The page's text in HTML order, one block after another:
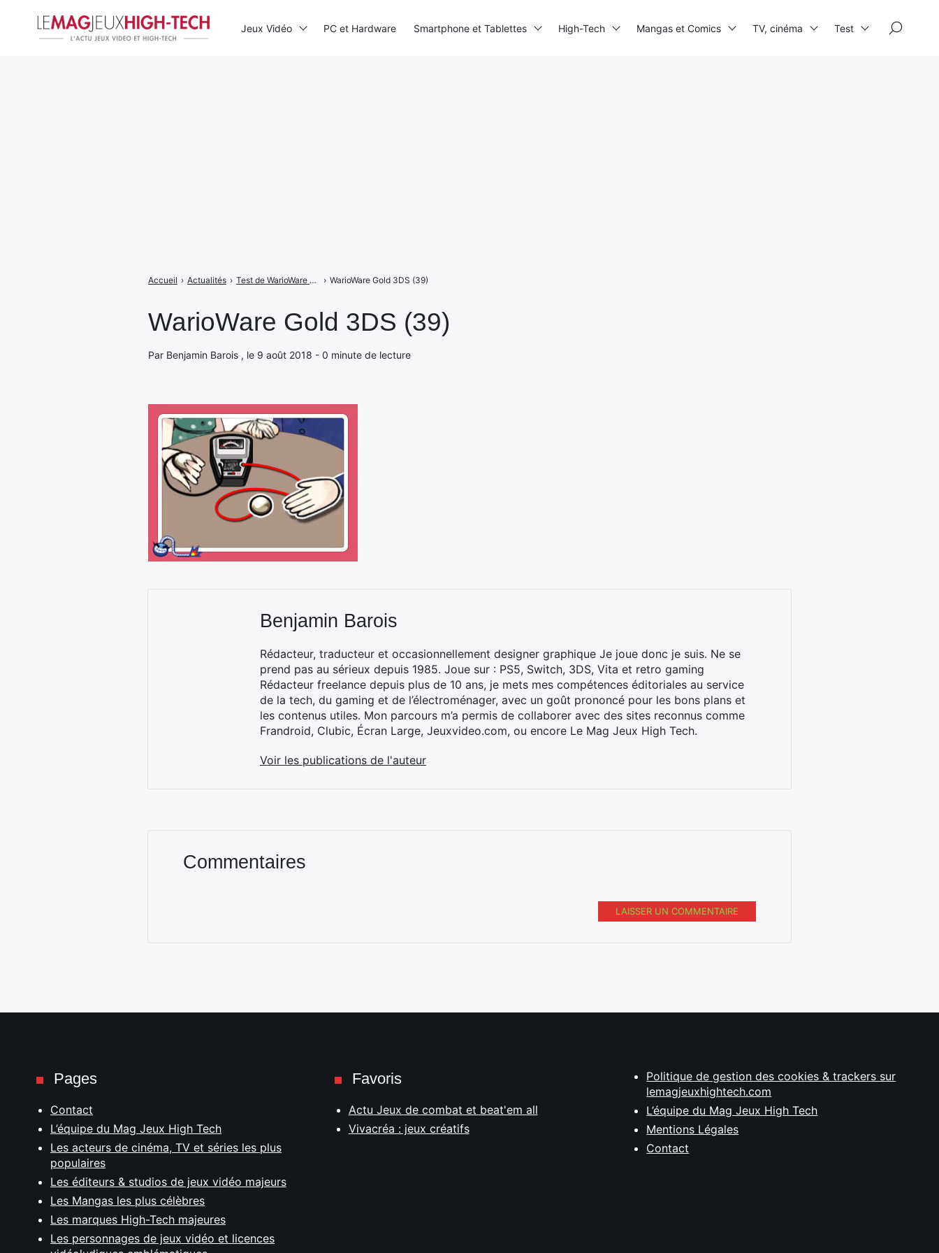
WarioWare Gold 3DS (39)
Par Benjamin Barois , le 9 août 2018 - 0 minute de lecture
Accueil › Actualités › Test de WarioWare Gold : les jeux de mains du vilain sur 3DS › WarioWare Gold 3DS (39)
Benjamin Barois
Rédacteur, traducteur et occasionnellement designer graphique Je joue donc je suis. Ne se
prend pas au sérieux depuis 1985. Joue sur : PS5, Switch, 3DS, Vita et retro gaming
Rédacteur freelance depuis plus de 10 ans, je mets mes compétences éditoriales au service
de la tech, du gaming et de l’électroménager, avec un goût prononcé pour les bons plans et
les contenus utiles. Mon parcours m’a permis de collaborer avec des sites reconnus comme
Frandroid, Clubic, Écran Large, Jeuxvideo.com, ou encore Le Mag Jeux High Tech.
Voir les publications de l'auteur
Commentaires
LAISSER UN COMMENTAIRE
Jeux Vidéo PC et Hardware Smartphone et Tablettes High-Tech Mangas et Comics TV, cinéma Test
Pages
Contact
L’équipe du Mag Jeux High Tech
Les acteurs de cinéma, TV et séries les plus
populaires
Les éditeurs & studios de jeux vidéo majeurs
Les Mangas les plus célèbres
Les marques High-Tech majeures
Les personnages de jeux vidéo et licences
Favoris
Actu Jeux de combat et beat'em all
Vivacréa : jeux créatifs
Politique de gestion des cookies & trackers sur
lemagjeuxhightech.com
L’équipe du Mag Jeux High Tech
Mentions Légales
Contact